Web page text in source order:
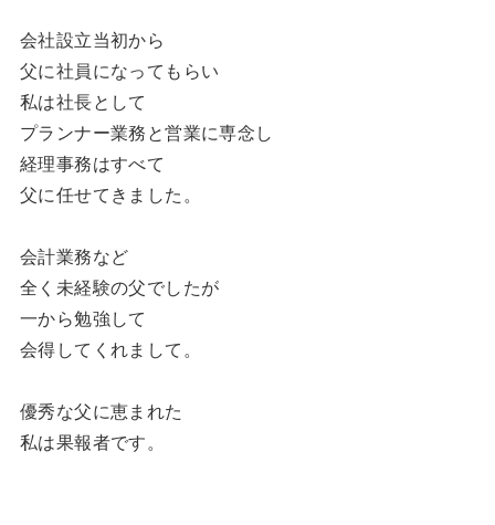
会社設立当初から
父に社員になってもらい
私は社長として
プランナー業務と営業に専念し
経理事務はすべて
父に任せてきました。
会計業務など
全く未経験の父でしたが
一から勉強して
会得してくれまして。
優秀な父に恵まれた
私は果報者です。